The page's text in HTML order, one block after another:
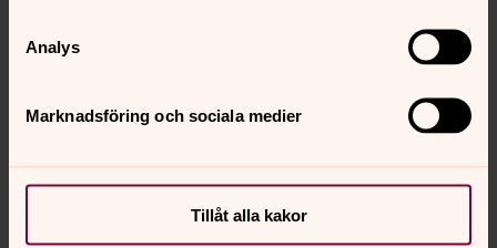
Analys
Marknadsföring och sociala medier
Tillåt alla kakor
E-post:
Synpunkter eller frågor på sidans